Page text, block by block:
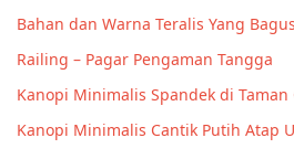
Bahan dan Warna Teralis Yang Bagus
Railing – Pagar Pengaman Tangga
Kanopi Minimalis Spandek di Taman
Kanopi Minimalis Cantik Putih Atap